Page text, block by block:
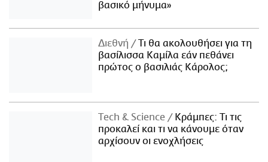
βασικό μήνυμα»
Διεθνή
Τι θα ακολουθήσει για τη
βασίλισσα Καμίλα εάν πεθάνει
πρώτος ο βασιλιάς Κάρολος;
Τech & Science
Κράμπες: Τι τις
προκαλεί και τι να κάνουμε όταν
αρχίσουν οι ενοχλήσεις